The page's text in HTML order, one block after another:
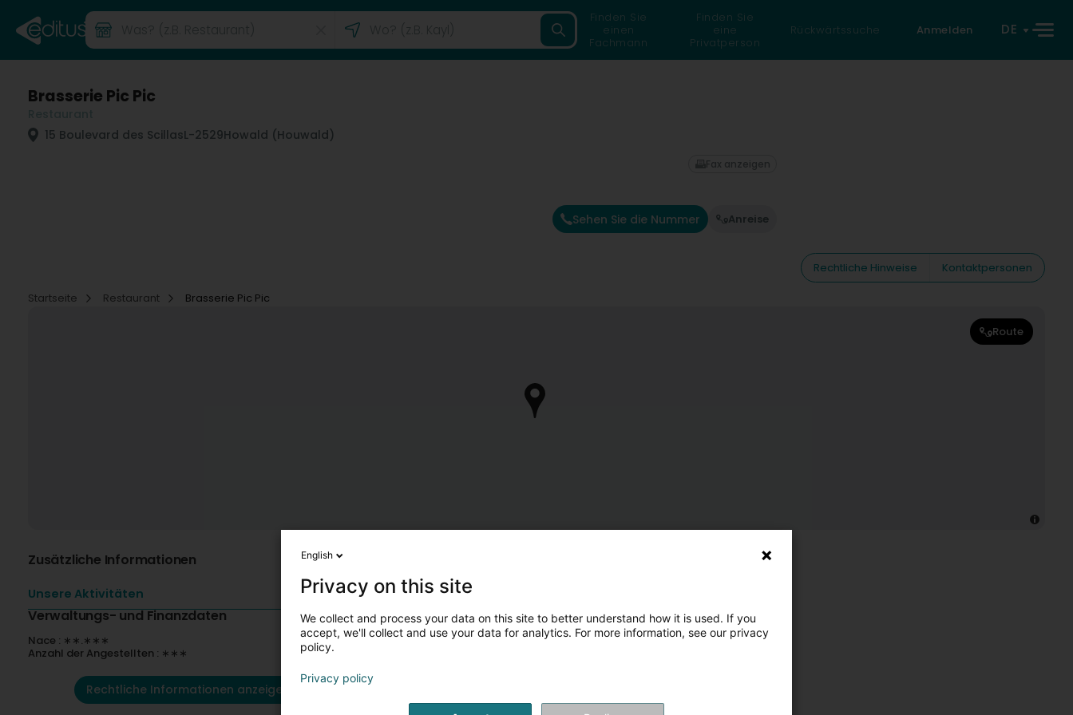
Finden Sie
einen
Fachmann
Finden Sie
eine
Privatperson
Rückwärtssuche Anmelden DE
Brasserie Pic Pic
15 Boulevard des ScillasL-2529Howald (Houwald)
Sehen Sie die Nummer Anreise
Fax anzeigen
Rechtliche Hinweise
Kontaktpersonen
Startseite
Restaurant Brasserie Pic Pic
Route
Zusätzliche Informationen
Unsere Aktivitäten
Verwaltungs- und Finanzdaten
Nace : ∗∗.∗∗∗
Anzahl der Angestellten : ∗∗∗
Rechtliche Informationen anzeigen
English
Privacy on this site
We collect and process your data on this site to better understand how it is used. If you
accept, we'll collect and use your data for analytics. For more information, see our privacy
policy.
Privacy policy